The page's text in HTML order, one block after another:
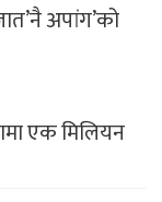
अपांग’को
एक मिलियन